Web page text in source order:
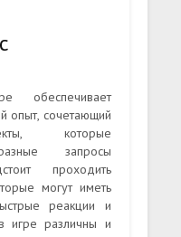
опыт, сочетающий
которые
запросы
проходить
могут иметь
реакции и
в игре различны и